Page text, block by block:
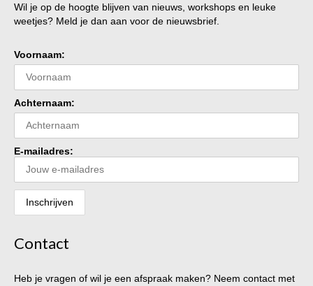
Wil je op de hoogte blijven van nieuws, workshops en leuke
weetjes? Meld je dan aan voor de nieuwsbrief.
Voornaam:
Achternaam:
E-mailadres:
Contact
Heb je vragen of wil je een afspraak maken? Neem contact met